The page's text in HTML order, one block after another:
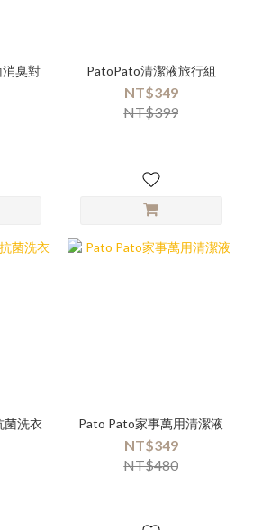
臭對
PatoPato清潔液旅行組
NT$349
NT$399
菌洗衣
Pato Pato家事萬用清潔液
NT$349
NT$480